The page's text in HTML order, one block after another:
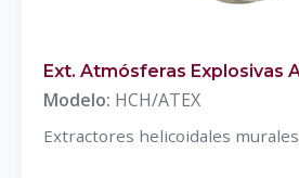
Ext. Atmósferas Explosivas
Modelo: HCH/ATEX
Extractores helicoidales